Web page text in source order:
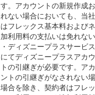
す。アカウントの新規作成
れない場合においても、当
はフレックス基本料および
加利用料の支払いは免れな
・ディズニープラスサービ
にてディズニープラスアカ
トの引継ぎが必要です。ア
ントの引継ぎがなされない
場合を除き、契約者はフレ